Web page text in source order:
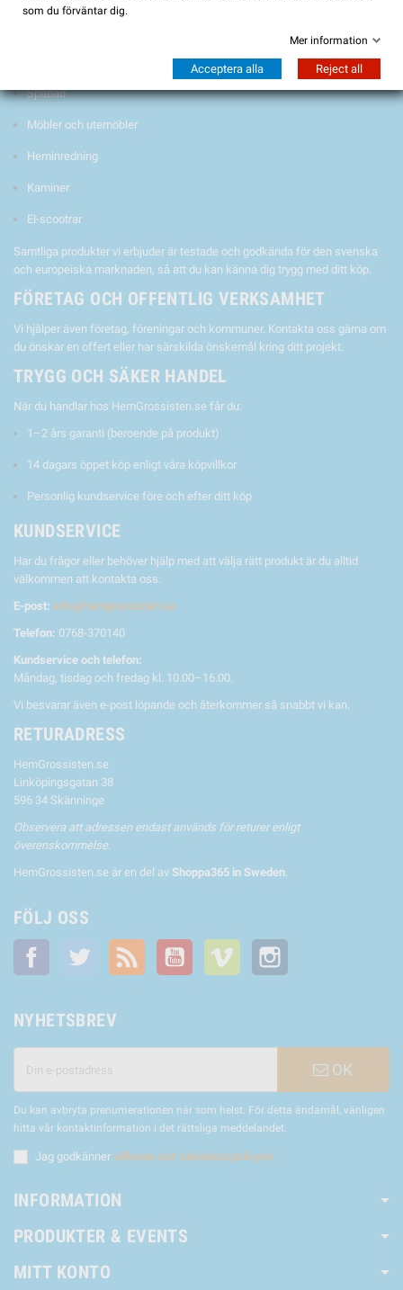
sortiment med fokus på kvalitet, funktion och lång hållbarhet.
Spabad
Möbler och utemöbler
Heminredning
Kaminer
El-scootrar
Samtliga produkter vi erbjuder är testade och godkända för den svenska
och europeiska marknaden, så att du kan känna dig trygg med ditt köp.
FÖRETAG OCH OFFENTLIG VERKSAMHET
Vi hjälper även företag, föreningar och kommuner. Kontakta oss gärna om
du önskar en offert eller har särskilda önskemål kring ditt projekt.
TRYGG OCH SÄKER HANDEL
När du handlar hos HemGrossisten.se får du:
1–2 års garanti (beroende på produkt)
14 dagars öppet köp enligt våra köpvillkor
Personlig kundservice före och efter ditt köp
KUNDSERVICE
Har du frågor eller behöver hjälp med att välja rätt produkt är du alltid
välkommen att kontakta oss.
E-post: info@hemgrossisten.se
Telefon: 0768-370140
Kundservice och telefon:
Måndag, tisdag och fredag kl. 10.00–16.00.
Vi besvarar även e-post löpande och återkommer så snabbt vi kan.
RETURADRESS
HemGrossisten.se
Linköpingsgatan 38
596 34 Skänninge
Observera att adressen endast används för returer enligt
överenskommelse.
HemGrossisten.se är en del av Shoppa365 in Sweden.
FÖLJ OSS
Facebook Twitter RSS YouTube Vimeo
NYHETSBREV
OK
Du kan avbryta prenumerationen när som helst. För detta ändamål, vänligen
hitta vår kontaktinformation i det rättsliga meddelandet.
Jag godkänner villkoren och sekretesspolicyen
INFORMATION
PRODUKTER & EVENTS
MITT KONTO
som du förväntar dig.
Mer information
Acceptera alla Reject all